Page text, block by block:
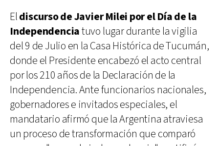
Eldiscurso de Javier Milei por el Día de la
Independenciatuvo lugar durante la vigilia
del 9 de Julio en la Casa Histórica de Tucumán,
donde el Presidente encabezó el acto central
por los 210 años de la Declaración de la
Independencia. Ante funcionarios nacionales,
gobernadores e invitados especiales, el
mandatario afirmó que la Argentina atraviesa
un proceso de transformación que comparó